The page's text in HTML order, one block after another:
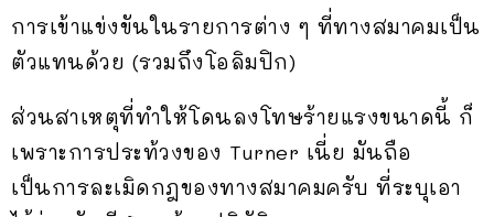
การเข้าแข่งขันในรายการต่าง ๆ ที่ทางสมาคมเป็น
ตัวแทนด้วย (รวมถึงโอลิมปิก)
ส่วนสาเหตุที่ทำให้โดนลงโทษร้ายแรงขนาดนี้ ก็
เพราะการประท้วงของ Turner เนี่ย มันถือ
เป็นการละเมิดกฎของทางสมาคมครับ ที่ระบุเอา